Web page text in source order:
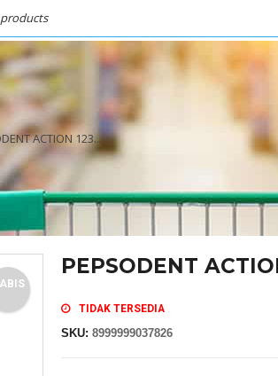
ACTION 123...
PEPSODENT
TIDAK TERSEDIA
SKU:8999999037826